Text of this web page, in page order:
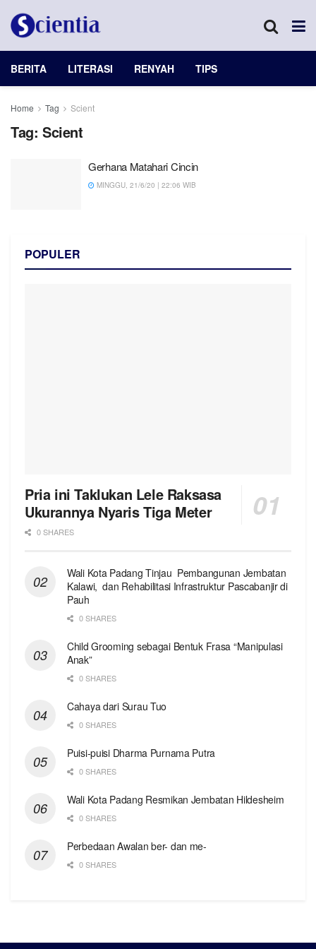
BERITA LITERASI RENYAH TIPS
Home Tag Scient
Tag: Scient
Gerhana Matahari Cincin
MINGGU, 21/6/20 | 22:06 WIB
POPULER
Pria ini Taklukan Lele Raksasa
Ukurannya Nyaris Tiga Meter
0 SHARES
Wali Kota Padang Tinjau Pembangunan Jembatan
Kalawi, dan Rehabilitasi Infrastruktur Pascabanjir di
Pauh
0 SHARES
Child Grooming sebagai Bentuk Frasa “Manipulasi
Anak”
0 SHARES
Cahaya dari Surau Tuo
0 SHARES
Puisi-puisi Dharma Purnama Putra
0 SHARES
Wali Kota Padang Resmikan Jembatan Hildesheim
0 SHARES
Perbedaan Awalan ber- dan me-
0 SHARES